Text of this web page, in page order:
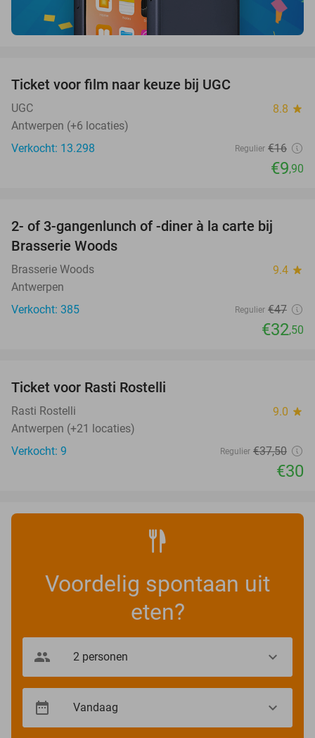
Ticket voor film naar keuze bij UGC
UGC 8.8 star
Antwerpen (+6 locaties)
Verkocht: 13.298
Regulier €16
€9,90
31%
2- of 3-gangenlunch of -diner à la carte bij
Brasserie Woods
Brasserie Woods 9.4 star
Antwerpen
Verkocht: 385
Regulier €47
€32,50
TODAY
Ticket voor Rasti Rostelli
Rasti Rostelli 9.0 star
Antwerpen (+21 locaties)
Verkocht: 9
Regulier €37,50
€30
Voordelig spontaan uit
eten?